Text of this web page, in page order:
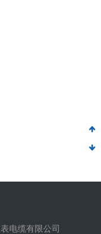
电缆有限公司